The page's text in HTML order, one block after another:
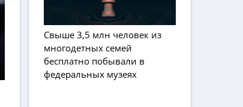
Свыше 3,5 млн человек из
многодетных семей
бесплатно побывали в
федеральных музеях